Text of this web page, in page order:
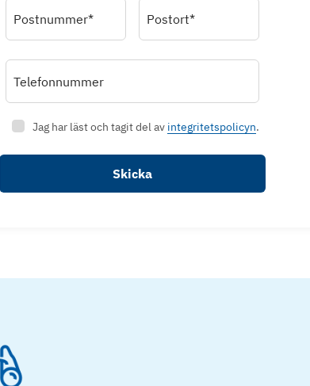
Postnummer* Postort*
Telefonnummer
Jag har läst och tagit del av integritetspolicyn.
Skicka